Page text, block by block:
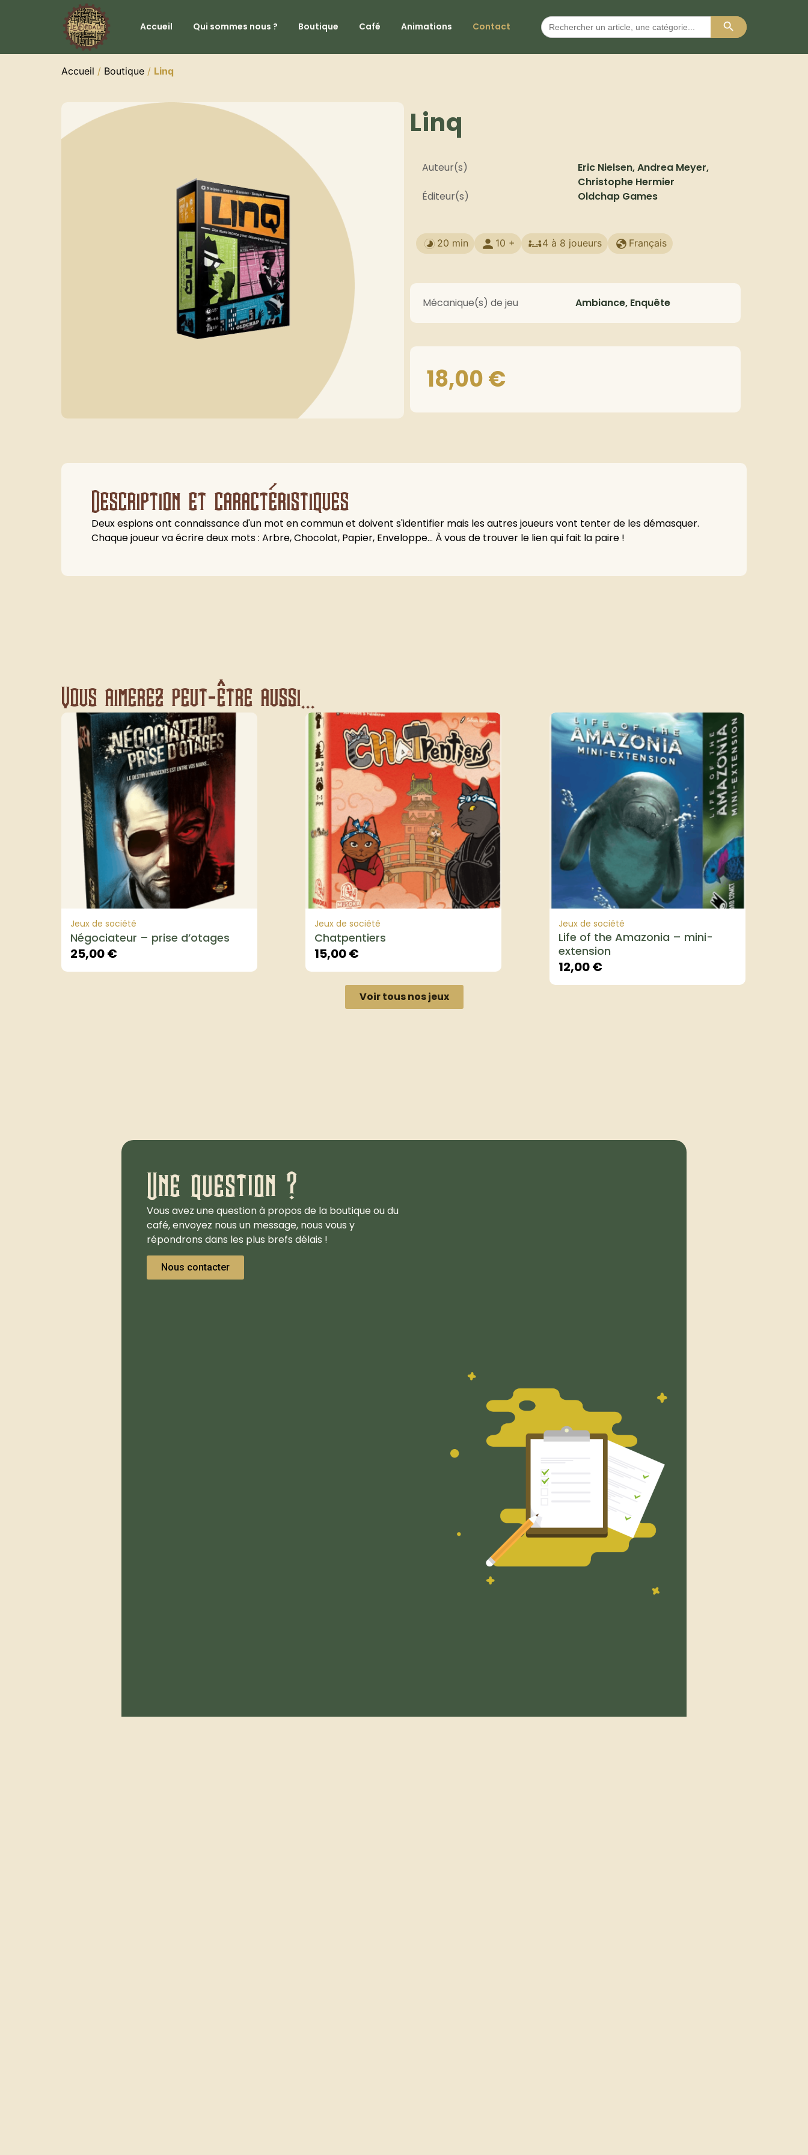
Accueil Qui sommes nous ? Boutique Café Animations Contact
Search
for:
Search Button
Accueil / Boutique / Linq
Linq
Auteur(s)
Eric Nielsen, Andrea Meyer,
Christophe Hermier
Éditeur(s)
Oldchap Games
20 min 10 + 4 à 8 joueurs Français
Mécanique(s) de jeu Ambiance, Enquête
18,00€
Description et caractéristiques
Deux espions ont connaissance d'un mot en commun et doivent s'identifier mais les autres joueurs vont tenter de les démasquer.
Chaque joueur va écrire deux mots : Arbre, Chocolat, Papier, Enveloppe... À vous de trouver le lien qui fait la paire !
Vous aimerez peut-être aussi...
Jeux de société
Négociateur – prise d’otages
25,00€
Jeux de société
Chatpentiers
15,00€
Jeux de société
Life of the Amazonia – mini-
extension
12,00€
Voir tous nos jeux
Une question ?
Vous avez une question à propos de la boutique ou du
café, envoyez nous un message, nous vous y
répondrons dans les plus brefs délais !
Nous contacter